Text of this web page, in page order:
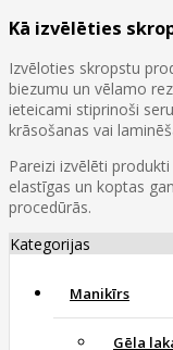
Kā izvēlēties
Izvēloties skropstu
biezumu un vēlamo
ieteicami stiprinoši
krāsošanas vai
Pareizi izvēlēti
elastīgas un koptas
procedūrās.
Kategorijas
Manikīrs
Gēla